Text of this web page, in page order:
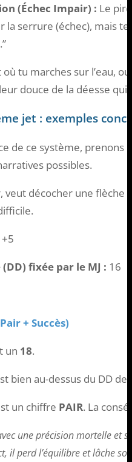
(Échec Impair) : Le
la serrure (échec), mais
tu marches sur l’eau,
douce de la déesse
jet : exemples
de ce système, prenons
possibles.
veut décocher une flèche
+5
fixée par le MJ : 16
+ Succès)
un 18.
bien au-dessus du DD
un chiffre PAIR. La
une précision mortelle et
il perd l’équilibre et lâche